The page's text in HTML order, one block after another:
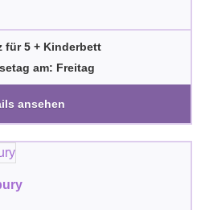
für 5 + Kinderbett
am: Freitag
ansehen